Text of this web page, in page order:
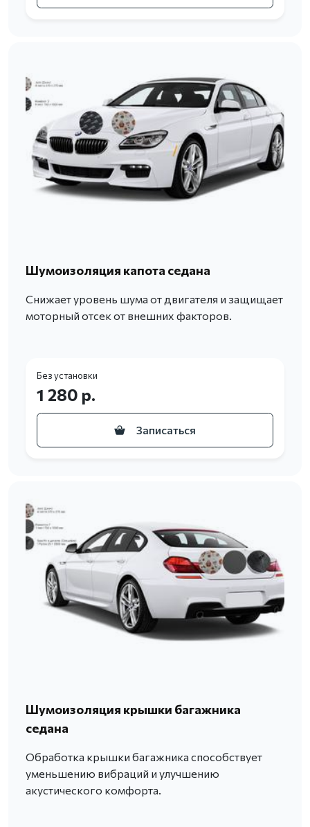
Шумоизоляция капота седана
Снижает уровень шума от двигателя и защищает
моторный отсек от внешних факторов.
Без установки
1 280 р.
Записаться
Шумоизоляция крышки багажника
седана
Обработка крышки багажника способствует
уменьшению вибраций и улучшению
акустического комфорта.